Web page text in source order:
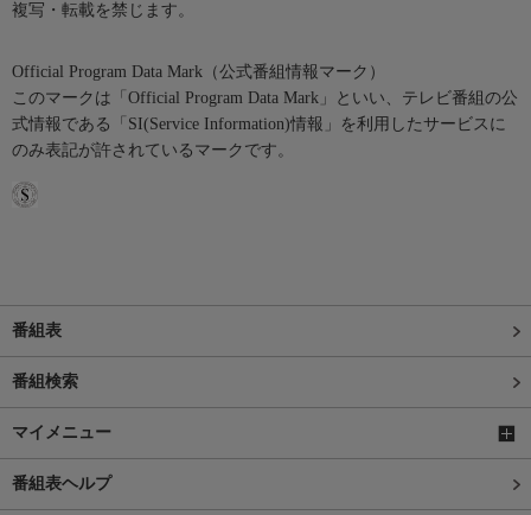
複写・転載を禁じます。
Official Program Data Mark（公式番組情報マーク）
このマークは「Official Program Data Mark」といい、テレビ番組の公
式情報である「SI(Service Information)情報」を利用したサービスに
のみ表記が許されているマークです。
番組表
番組検索
マイメニュー
番組表ヘルプ